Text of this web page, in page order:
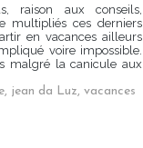
raison aux conseils,
multipliés ces derniers
en vacances ailleurs
voire impossible.
malgré la canicule aux
, jean da Luz, vacances